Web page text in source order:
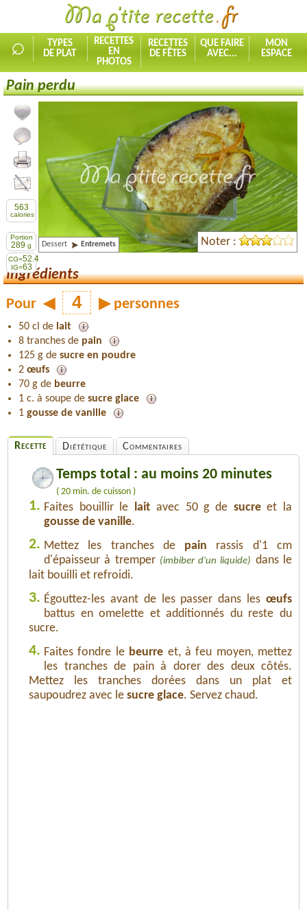
⌕
TYPES
DE PLAT
RECETTES
EN
PHOTOS
RECETTES
DE FÊTES
QUE FAIRE
AVEC...
MON
ESPACE
Pain perdu
Commenter, noter la recette
Imprimer la recette
Partager cette recette
563
calories
Portion
289 g
CG=52.4
IG=63
Dessert Entremets Noter :
Ingrédients
Pour ◀ ▶ personnes
50 cl de lait
8 tranches de pain
125 g de sucre en poudre
2 œufs
70 g de beurre
1 c. à soupe de sucre glace
1 gousse de vanille
Recette Diététique Commentaires
Temps total : au moins 20 minutes
( 20 min. de cuisson )
1. Faites bouillir le lait avec 50 g de sucreet la
gousse de vanille.
2. Mettez les tranches de pain rassis d'1 cm
d'épaisseur à tremper (imbiber d'un liquide) dans le
lait bouilli et refroidi.
3. Égouttez-les avant de les passer dans les œufs
battus en omelette et additionnés du reste du
sucre.
4. Faites fondre le beurre et, à feu moyen, mettez
les tranches de pain à dorer des deux côtés.
Mettez les tranches dorées dans un plat et
saupoudrez avec le sucre glace. Servez chaud.